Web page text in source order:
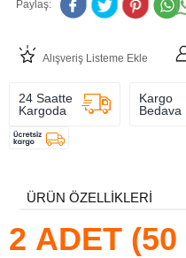
Paylaş:
Alışveriş Listeme Ekle
24 Saatte
Kargoda
Kargo
Bedava
ÜRÜN ÖZELLIKLERI
2 ADET